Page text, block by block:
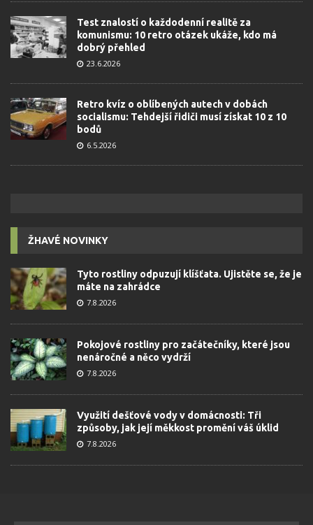
Test znalostí o každodenní realitě za
komunismu: 10 retro otázek ukáže, kdo má
dobrý přehled
23.6.2026
Retro kvíz o oblíbených autech v dobách
socialismu: Tehdejší řidiči musí získat 10 z 10
bodů
6.5.2026
ŽHAVÉ NOVINKY
Tyto rostliny odpuzují klíšťata. Ujistěte se, že je
máte na zahrádce
7.8.2026
Pokojové rostliny pro začátečníky, které jsou
nenáročné a něco vydrží
7.8.2026
Využití dešťové vody v domácnosti: Tři
způsoby, jak její měkkost promění váš úklid
7.8.2026